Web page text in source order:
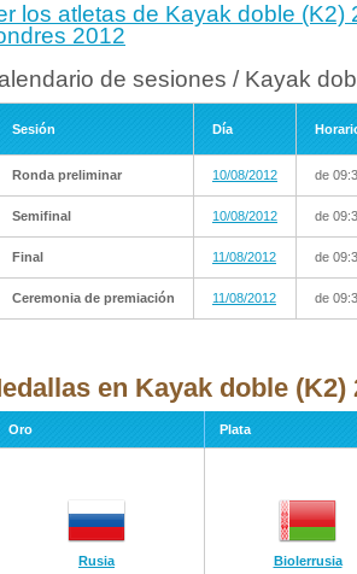
los atletas de Kayak doble
2012
de sesiones / Kayak
Sesión Día
Ronda preliminar 10/08/2012 de
Semifinal 10/08/2012 de
Final 11/08/2012 de
Ceremonia de premiación 11/08/2012 de
en Kayak doble
Oro Plata
Rusia
Biolerrusia